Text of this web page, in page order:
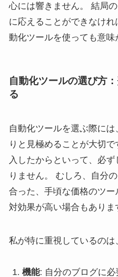
心には響きません。 結局
に応えることができなけ
動化ツールを使っても意味
自動化ツールの選び方
る
自動化ツールを選ぶ際に
りと見極めることが大切
入したからといって、必
りません。 むしろ、自分
合った、手頃な価格のツー
対効果が高い場合もありま
私が特に重視しているのは
機能: 自分のブログに